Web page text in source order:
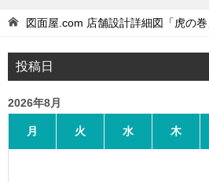
図面屋.com 店舗設計詳細図「虎の巻
投稿日
2026年8月
月 火 水 木